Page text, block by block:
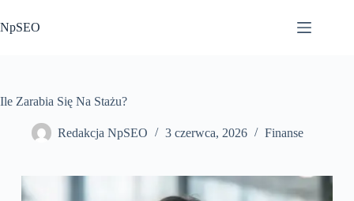
do
treści
NpSEO
Ile Zarabia Się Na Stażu?
Redakcja NpSEO 3 czerwca, 2026 Finanse